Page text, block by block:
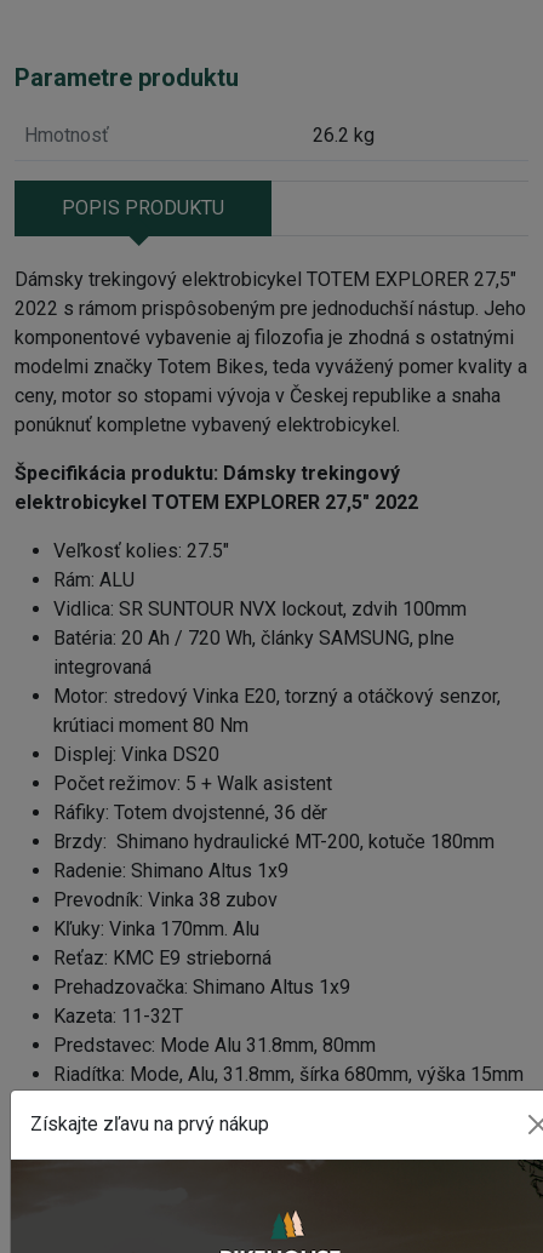
Parametre produktu
Hmotnosť 26.2 kg
POPIS PRODUKTU
Dámsky trekingový elektrobicykel TOTEM EXPLORER 27,5"
2022 s rámom prispôsobeným pre jednoduchší nástup. Jeho
komponentové vybavenie aj filozofia je zhodná s ostatnými
modelmi značky Totem Bikes, teda vyvážený pomer kvality a
ceny, motor so stopami vývoja v Českej republike a snaha
ponúknuť kompletne vybavený elektrobicykel.
Špecifikácia produktu: Dámsky trekingový
elektrobicykel TOTEM EXPLORER 27,5" 2022
Veľkosť kolies: 27.5"
Rám: ALU
Vidlica: SR SUNTOUR NVX lockout, zdvih 100mm
Batéria: 20 Ah / 720 Wh, články SAMSUNG, plne
integrovaná
Motor: stredový Vinka E20, torzný a otáčkový senzor,
krútiaci moment 80 Nm
Displej: Vinka DS20
Počet režimov: 5 + Walk asistent
Ráfiky: Totem dvojstenné, 36 děr
Brzdy: Shimano hydraulické MT-200, kotuče 180mm
Radenie: Shimano Altus 1x9
Prevodník: Vinka 38 zubov
Kľuky: Vinka 170mm. Alu
Reťaz: KMC E9 strieborná
Prehadzovačka: Shimano Altus 1x9
Kazeta: 11-32T
Predstavec: Mode Alu 31.8mm, 80mm
Riadítka: Mode, Alu, 31.8mm, šírka 680mm, výška 15mm
Náboje: Novatec Alu, disc 6 dier
Sedlo: Selle Royal City
Získajte zľavu na prvý nákup